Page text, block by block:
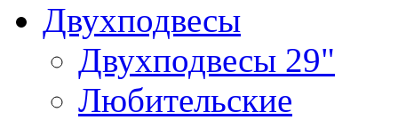
Двухподвесы
Двухподвесы 29"
Любительские